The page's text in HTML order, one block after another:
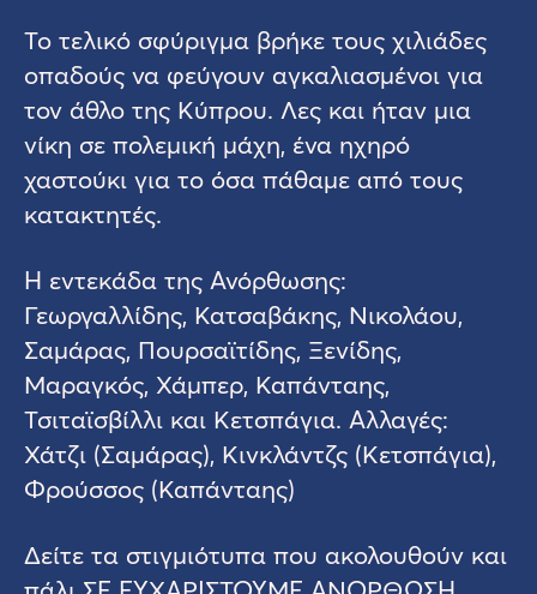
Το τελικό σφύριγμα βρήκε τους χιλιάδες
οπαδούς να φεύγουν αγκαλιασμένοι για
τον άθλο της Κύπρου. Λες και ήταν μια
νίκη σε πολεμική μάχη, ένα ηχηρό
χαστούκι για το όσα πάθαμε από τους
κατακτητές.
Η εντεκάδα της Ανόρθωσης:
Γεωργαλλίδης, Κατσαβάκης, Νικολάου,
Σαμάρας, Πουρσαϊτίδης, Ξενίδης,
Μαραγκός, Χάμπερ, Καπάνταης,
Τσιταϊσβίλλι και Κετσπάγια. Αλλαγές:
Χάτζι (Σαμάρας), Κινκλάντζς (Κετσπάγια),
Φρούσσος (Καπάνταης)
Δείτε τα στιγμιότυπα που ακολουθούν και